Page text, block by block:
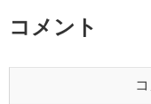
コメント